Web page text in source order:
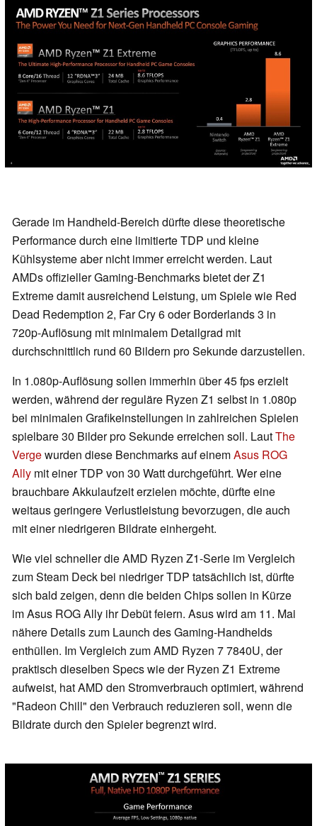
Gerade im Handheld-Bereich dürfte diese theoretische
Performance durch eine limitierte TDP und kleine
Kühlsysteme aber nicht immer erreicht werden. Laut
AMDs offizieller Gaming-Benchmarks bietet der Z1
Extreme damit ausreichend Leistung, um Spiele wie Red
Dead Redemption 2, Far Cry 6 oder Borderlands 3 in
720p-Auflösung mit minimalem Detailgrad mit
durchschnittlich rund 60 Bildern pro Sekunde darzustellen.
In 1.080p-Auflösung sollen immerhin über 45 fps erzielt
werden, während der reguläre Ryzen Z1 selbst in 1.080p
bei minimalen Grafikeinstellungen in zahlreichen Spielen
spielbare 30 Bilder pro Sekunde erreichen soll. LautThe
Vergewurden diese Benchmarks auf einemAsus ROG
Ally mit einer TDP von 30 Watt durchgeführt. Wer eine
brauchbare Akkulaufzeit erzielen möchte, dürfte eine
weitaus geringere Verlustleistung bevorzugen, die auch
mit einer niedrigeren Bildrate einhergeht.
Wie viel schneller die AMD Ryzen Z1-Serie im Vergleich
zum Steam Deck bei niedriger TDP tatsächlich ist, dürfte
sich bald zeigen, denn die beiden Chips sollen in Kürze
im Asus ROG Ally ihr Debüt feiern. Asus wird am 11. Mai
nähere Details zum Launch des Gaming-Handhelds
enthüllen. Im Vergleich zum AMD Ryzen 7 7840U, der
praktisch dieselben Specs wie der Ryzen Z1 Extreme
aufweist, hat AMD den Stromverbrauch optimiert, während
"Radeon Chill" den Verbrauch reduzieren soll, wenn die
Bildrate durch den Spieler begrenzt wird.